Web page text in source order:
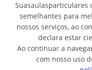
Fantástica
305883
© 2007 - 2026
Suasaulasparticulares
semelhantes para
nossos serviços, ao
declara estar
Ao continuar a
com nosso uso